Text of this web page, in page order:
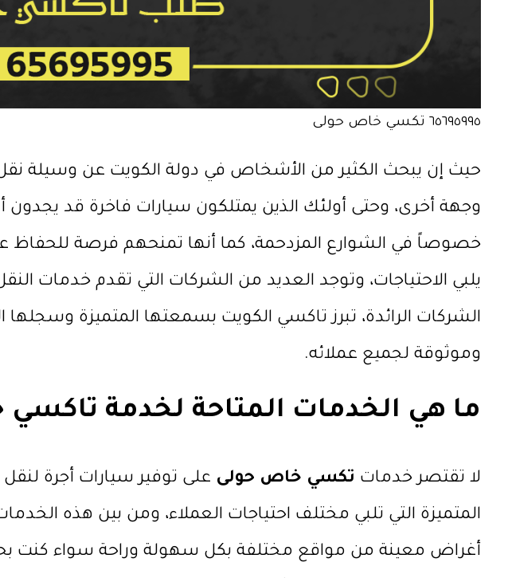
٦٥٦٩٥٩٩٥ تكسي خاص حولى
حيث إن يبحث الكثير من الأشخاص في دولة الكويت عن وسيلة
وجهة أخرى، وحتى أولئك الذين يمتلكون سيارات فاخرة قد
خصوصاً في الشوارع المزدحمة، كما أنها تمنحهم فرصة للحفاظ
يلبي الاحتياجات، وتوجد العديد من الشركات التي تقدم خدمات
الشركات الرائدة، تبرز تاكسي الكويت بسمعتها المتميزة وسجلها
وموثوقة لجميع عملائه.
ما هي الخدمات المتاحة لخدمة تاكسي
لا تقتصر خدمات تكسي خاص حولى على توفير سيارات أجرة
المتميزة التي تلبي مختلف احتياجات العملاء، ومن بين هذه
أغراض معينة من مواقع مختلفة بكل سهولة وراحة سواء كنت